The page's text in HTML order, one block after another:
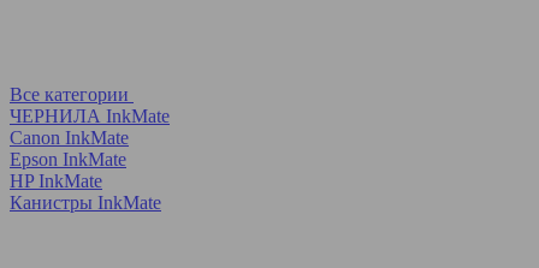
Все категории
ЧЕРНИЛА InkMate
Canon InkMate
Epson InkMate
HP InkMate
Канистры InkMate